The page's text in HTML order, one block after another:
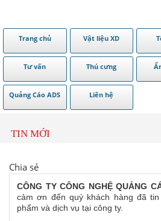
Trang chủ Vật liệu XD
Tư vấn Thú cưng
Quảng Cáo ADS Liên hệ
TIN MỚI
Chia sẻ
CÔNG TY CÔNG NGHỆ QUẢNG
cảm ơn đến quý khách hàng đã
phẩm và dịch vụ tại công ty.